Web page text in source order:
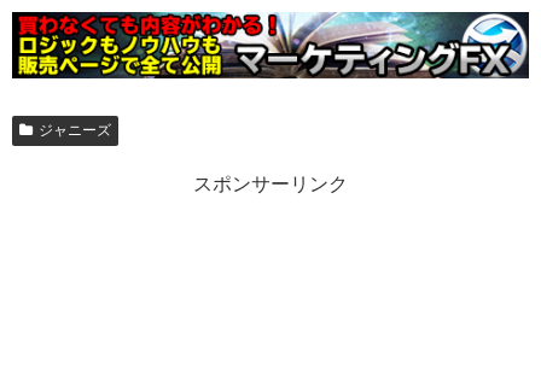
ジャニーズ
スポンサーリンク